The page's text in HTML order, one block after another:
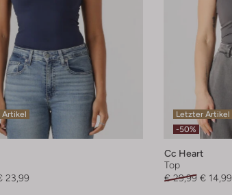
Artikel
23,99
Letzter Artikel
-50%
Cc Heart
Top
€ 29,99 € 14,99